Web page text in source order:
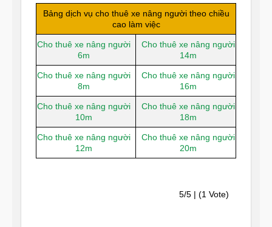
Bảng dịch vụ cho thuê xe nâng người theo chiều
cao làm việc
Cho thuê xe nâng người
6m
Cho thuê xe nâng người
14m
Cho thuê xe nâng người
8m
Cho thuê xe nâng người
16m
Cho thuê xe nâng người
10m
Cho thuê xe nâng người
18m
Cho thuê xe nâng người
12m
Cho thuê xe nâng người
20m
5/5 | (1 Vote)